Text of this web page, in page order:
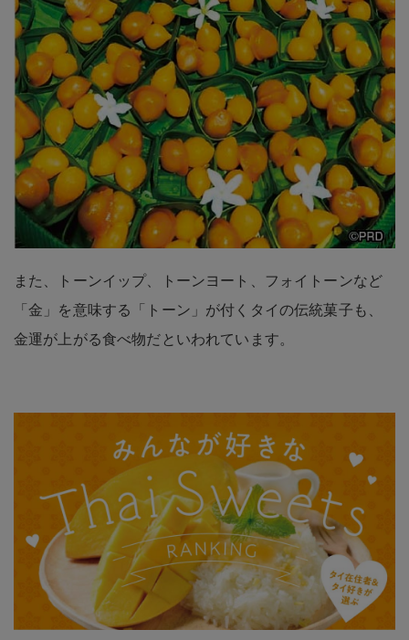
また、トーンイップ、トーンヨート、フォイトーンなど
「金」を意味する「トーン」が付くタイの伝統菓子も、
金運が上がる食べ物だといわれています。